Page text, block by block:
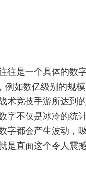
往是一个具体的数
例如数亿级别的规
术竞技手游所达到
字不仅是冰冷的统
字都会产生波动，
是直面这个令人震